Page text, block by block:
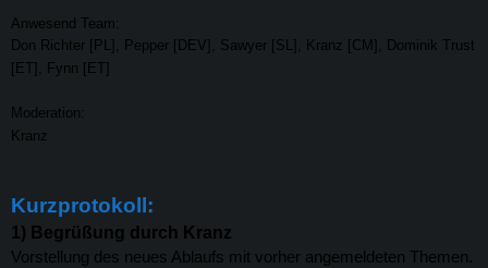
Anwesend Team:
Don Richter [PL], Pepper [DEV], Sawyer [SL], Kranz [CM], Dominik Trust
[ET], Fynn [ET]
Moderation:
Kranz
Kurzprotokoll:
1) Begrüßung durch Kranz
Vorstellung des neues Ablaufs mit vorher angemeldeten Themen.